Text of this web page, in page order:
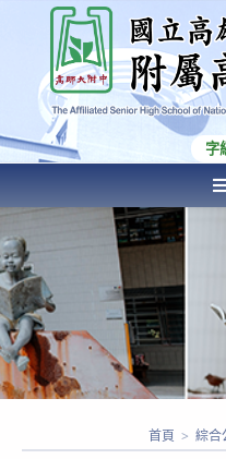
內
容
國立高雄師範大學附屬高
High School of
字
AFFILIATED SENIOR
KAOHSIUNG
首頁 > 綜合